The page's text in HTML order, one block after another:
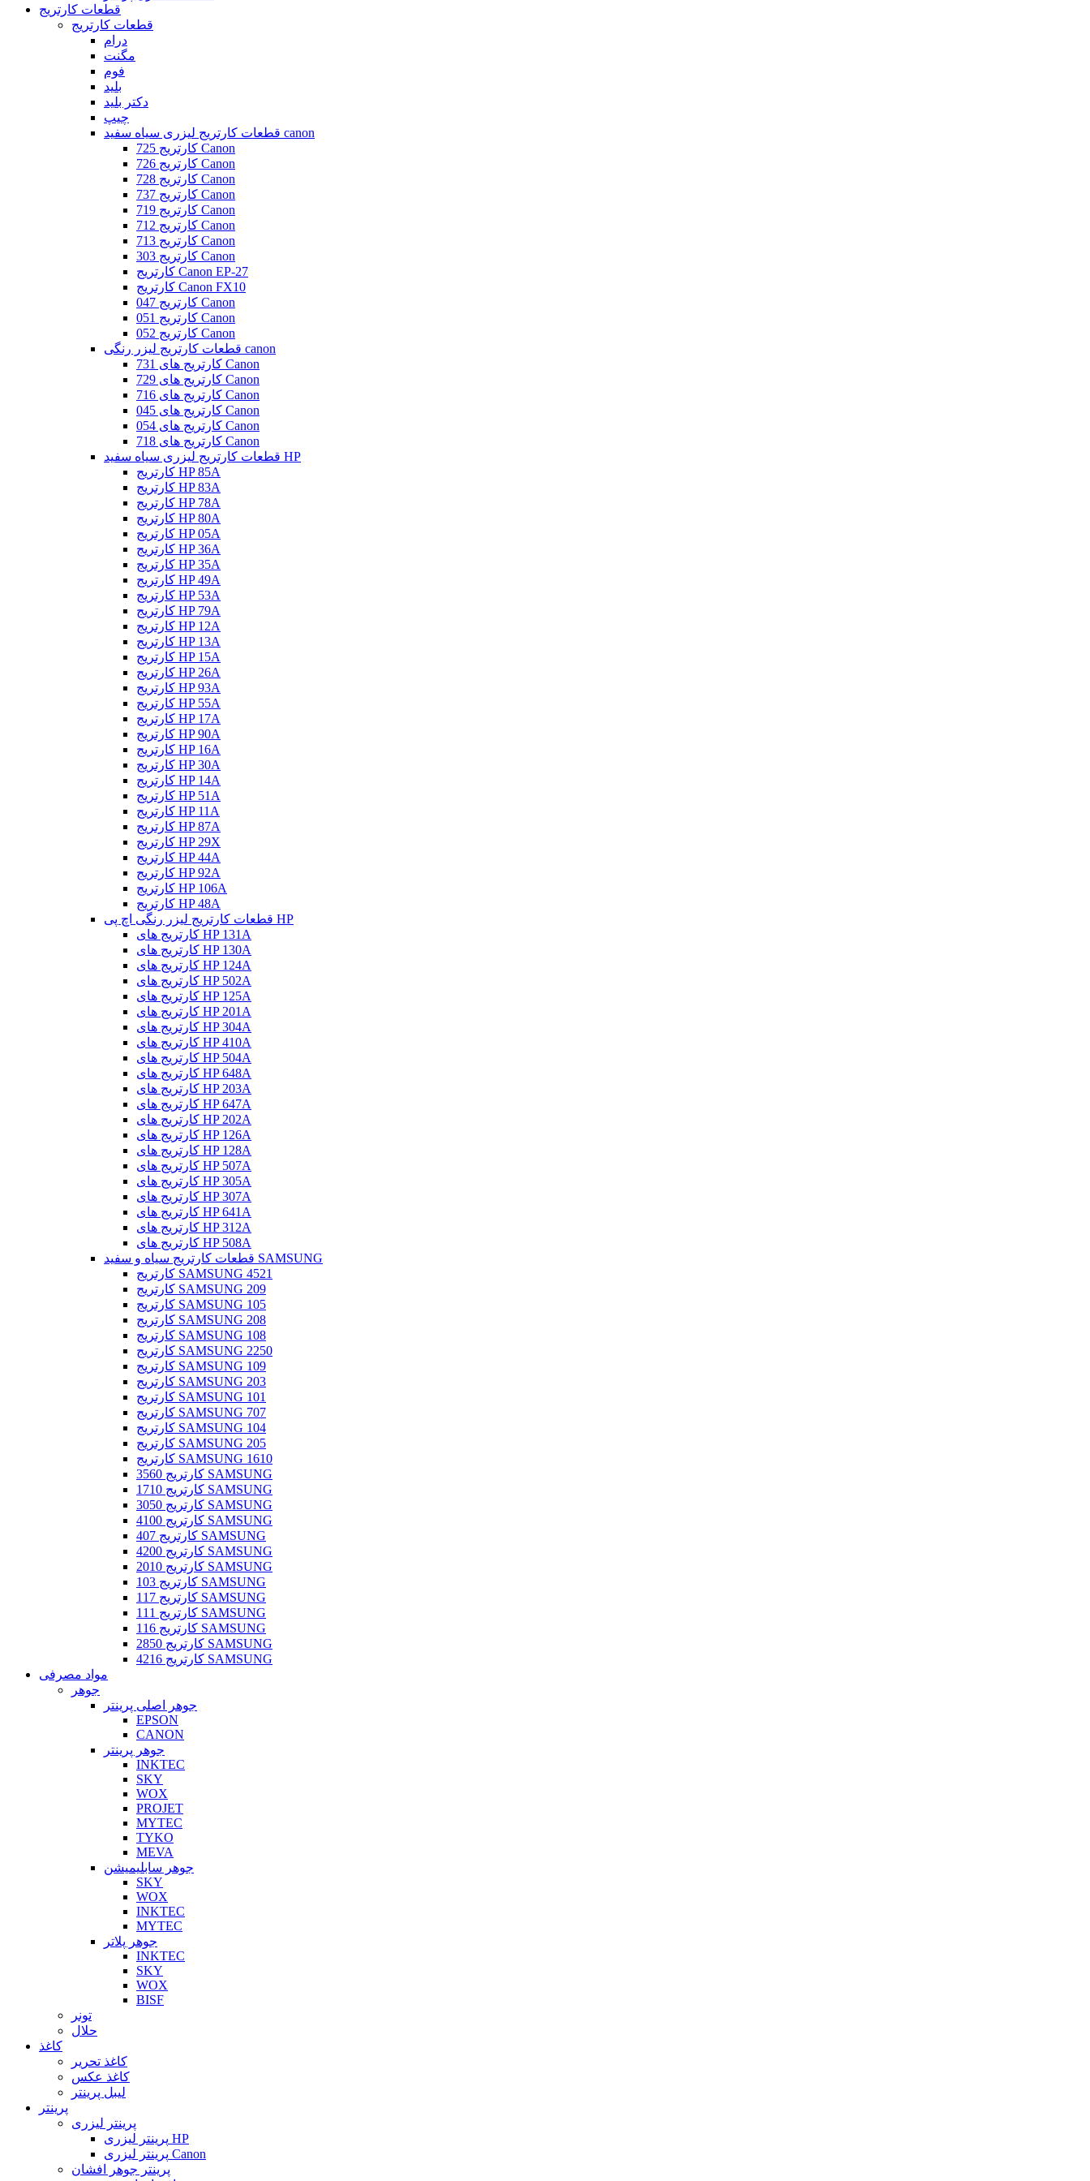
قطعات کارتریج
قطعات کارتریج
درام
مگنت
فوم
بلید
دکتر بلید
چیپ
قطعات کارتریج لیزری سیاه سفید canon
کارتریج 725 Canon
کارتریج 726 Canon
کارتریج 728 Canon
کارتریج 737 Canon
کارتریج 719 Canon
کارتریج 712 Canon
کارتریج 713 Canon
کارتریج 303 Canon
کارتریج Canon EP-27
کارتریج Canon FX10
کارتریج 047 Canon
کارتریج 051 Canon
کارتریج 052 Canon
قطعات کارتریج لیزر رنگی canon
کارتریج های 731 Canon
کارتریج های 729 Canon
کارتریج های 716 Canon
کارتریج های 045 Canon
کارتریج های 054 Canon
کارتریج های 718 Canon
قطعات کارتریج لیزری سیاه سفید HP
کارتریج HP 85A
کارتریج HP 83A
کارتریج HP 78A
کارتریج HP 80A
کارتریج HP 05A
کارتریج HP 36A
کارتریج HP 35A
کارتریج HP 49A
کارتریج HP 53A
کارتریج HP 79A
کارتریج HP 12A
کارتریج HP 13A
کارتریج HP 15A
کارتریج HP 26A
کارتریج HP 93A
کارتریج HP 55A
کارتریج HP 17A
کارتریج HP 90A
کارتریج HP 16A
کارتریج HP 30A
کارتریج HP 14A
کارتریج HP 51A
کارتریج HP 11A
کارتریج HP 87A
کارتریج HP 29X
کارتریج HP 44A
کارتریج HP 92A
کارتریج HP 106A
کارتریج HP 48A
قطعات کارتریج لیزر رنگی اچ پی HP
کارتریج های HP 131A
کارتریج های HP 130A
کارتریج های HP 124A
کارتریج های HP 502A
کارتریج های HP 125A
کارتریج های HP 201A
کارتریج های HP 304A
کارتریج های HP 410A
کارتریج های HP 504A
کارتریج های HP 648A
کارتریج های HP 203A
کارتریج های HP 647A
کارتریج های HP 202A
کارتریج های HP 126A
کارتریج های HP 128A
کارتریج های HP 507A
کارتریج های HP 305A
کارتریج های HP 307A
کارتریج های HP 641A
کارتریج های HP 312A
کارتریج های HP 508A
قطعات کارتریج سیاه و سفید SAMSUNG
کارتریج SAMSUNG 4521
کارتریج SAMSUNG 209
کارتریج SAMSUNG 105
کارتریج SAMSUNG 208
کارتریج SAMSUNG 108
کارتریج SAMSUNG 2250
کارتریج SAMSUNG 109
کارتریج SAMSUNG 203
کارتریج SAMSUNG 101
کارتریج SAMSUNG 707
کارتریج SAMSUNG 104
کارتریج SAMSUNG 205
کارتریج SAMSUNG 1610
کارتریج 3560 SAMSUNG
کارتریج 1710 SAMSUNG
کارتریج 3050 SAMSUNG
کارتریج 4100 SAMSUNG
کارتریج 407 SAMSUNG
کارتریج 4200 SAMSUNG
کارتریج 2010 SAMSUNG
کارتریج 103 SAMSUNG
کارتریج 117 SAMSUNG
کارتریج 111 SAMSUNG
کارتریج 116 SAMSUNG
کارتریج 2850 SAMSUNG
کارتریج 4216 SAMSUNG
مواد مصرفی
جوهر
جوهر اصلی پرینتر
EPSON
CANON
جوهر پرینتر
INKTEC
SKY
WOX
PROJET
MYTEC
TYKO
MEVA
جوهر سابلیمیشن
SKY
WOX
INKTEC
MYTEC
جوهر پلاتر
INKTEC
SKY
WOX
BISF
تونر
حلال
کاغذ
کاغذ تحریر
کاغذ عکس
لیبل پرینتر
پرینتر
پرینتر لیزری
پرینتر لیزری HP
پرینتر لیزری Canon
پرینتر جوهر افشان